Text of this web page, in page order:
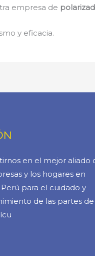
empresa de
y eficacia.
en el mejor aliado
y los hogares en
para el cuidado y
de las partes de